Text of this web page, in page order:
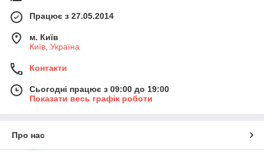
Працює з 27.05.2014
м. Київ
Київ, Україна
Контакти
Сьогодні працює з 09:00 до 19:00
Показати весь графік роботи
Про нас